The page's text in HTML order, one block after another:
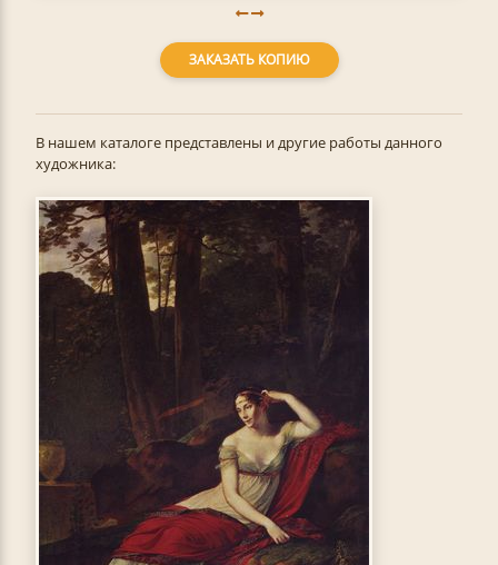
ЗАКАЗАТЬ КОПИЮ
В нашем каталоге представлены и другие работы данного
художника: